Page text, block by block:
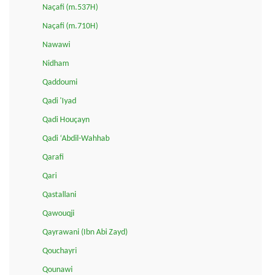
Naçafi (m.537H)
Naçafi (m.710H)
Nawawi
Nidham
Qaddoumi
Qadi 'Iyad
Qadi Houçayn
Qadi ‘Abdil-Wahhab
Qarafi
Qari
Qastallani
Qawouqji
Qayrawani (Ibn Abi Zayd)
Qouchayri
Qounawi